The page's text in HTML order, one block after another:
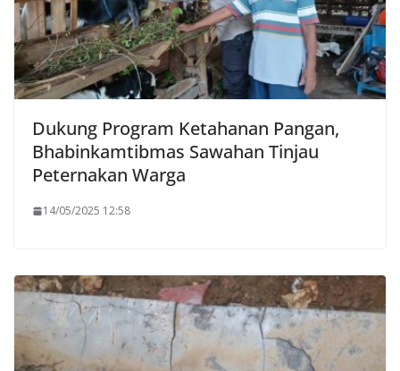
Dukung Program Ketahanan Pangan,
Bhabinkamtibmas Sawahan Tinjau
Peternakan Warga
14/05/2025 12:58